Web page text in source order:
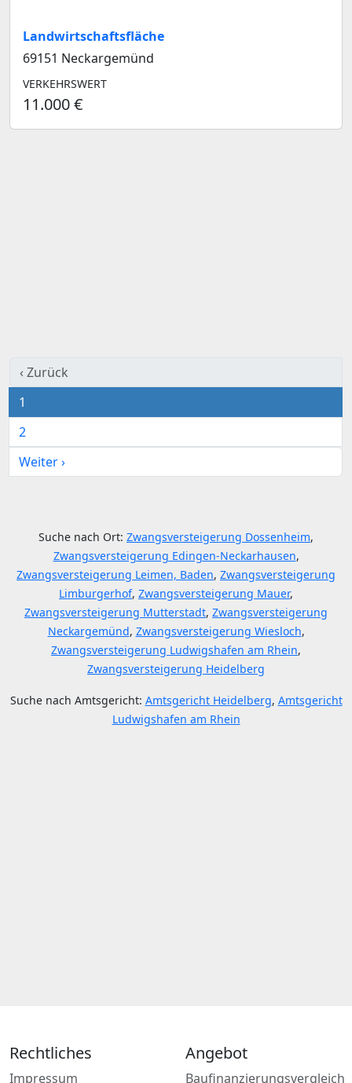
Landwirtschaftsfläche
69151 Neckargemünd
VERKEHRSWERT
11.000 €
‹ Zurück
1
2
Weiter ›
Suche nach Ort: Zwangsversteigerung Dossenheim,
Zwangsversteigerung Edingen-Neckarhausen,
Zwangsversteigerung Leimen, Baden, Zwangsversteigerung
Limburgerhof, Zwangsversteigerung Mauer,
Zwangsversteigerung Mutterstadt, Zwangsversteigerung
Neckargemünd, Zwangsversteigerung Wiesloch,
Zwangsversteigerung Ludwigshafen am Rhein,
Zwangsversteigerung Heidelberg
Suche nach Amtsgericht: Amtsgericht Heidelberg, Amtsgericht
Ludwigshafen am Rhein
Rechtliches
Impressum
Angebot
Baufinanzierungsvergleich